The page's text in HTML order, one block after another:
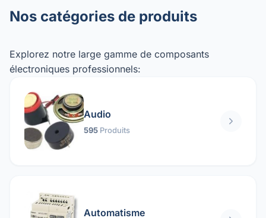
Nos catégories de produits
Explorez notre large gamme de composants
électroniques professionnels:
Audio
595 Produits
Automatisme